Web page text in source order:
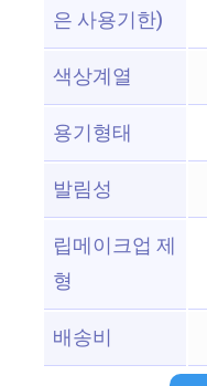
은 사용기한)
색상계열
용기형태
발림성
립메이크업 제
형
배송비